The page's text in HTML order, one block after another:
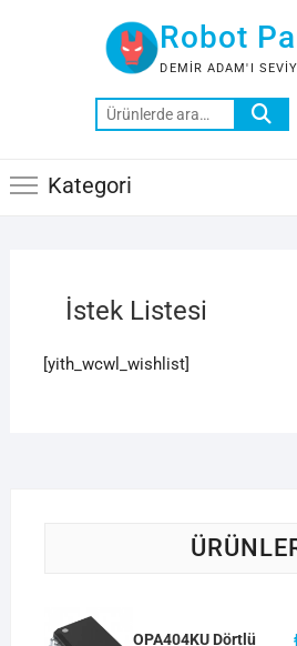
Robot
DEMIR ADAM'I
Ara:
Kategori
İstek Listesi
[yith_wcwl_wishlist]
OPA404KU Dörtlü